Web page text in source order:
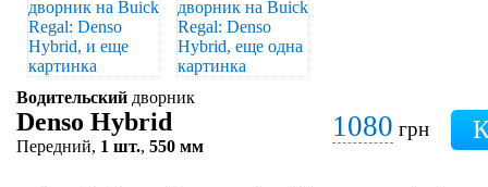
Водительский дворник
Denso Hybrid
Передний, 1 шт., 550 мм
1080 грн